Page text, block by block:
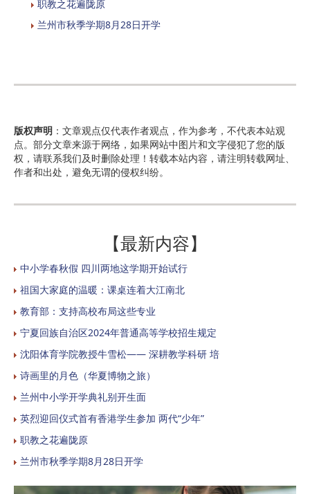
职教之花遍陇原
兰州市秋季学期8月28日开学
版权声明 ：文章观点仅代表作者观点，作为参考，不代表本站观
点。部分文章来源于网络，如果网站中图片和文字侵犯了您的版
权，请联系我们及时删除处理！转载本站内容，请注明转载网址、
作者和出处，避免无谓的侵权纠纷。
【最新内容】
中小学春秋假 四川两地这学期开始试行
祖国大家庭的温暖：课桌连着大江南北
教育部：支持高校布局这些专业
宁夏回族自治区2024年普通高等学校招生规定
沈阳体育学院教授牛雪松—— 深耕教学科研 培
诗画里的月色（华夏博物之旅）
兰州中小学开学典礼别开生面
英烈迎回仪式首有香港学生参加 两代“少年”
职教之花遍陇原
兰州市秋季学期8月28日开学